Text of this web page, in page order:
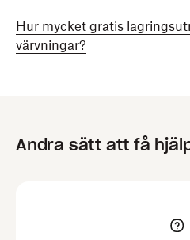
Hur mycket gratis
värvningar?
Andra sätt att få